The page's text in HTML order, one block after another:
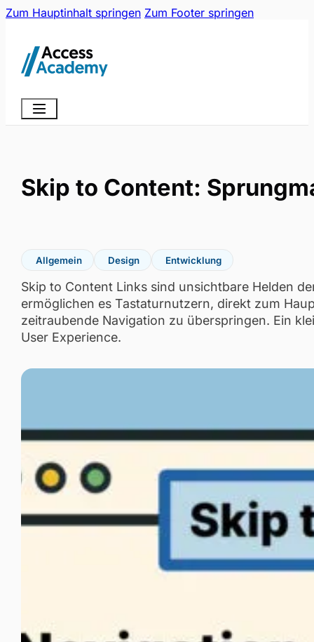
Zum Hauptinhalt springen Zum Footer springen
Skip to Content:
Allgemein Design Entwicklung
Skip to Content Links sind unsichtbare Helden
ermöglichen es Tastaturnutzern, direkt zum
zeitraubende Navigation zu überspringen. Ein
User Experience.